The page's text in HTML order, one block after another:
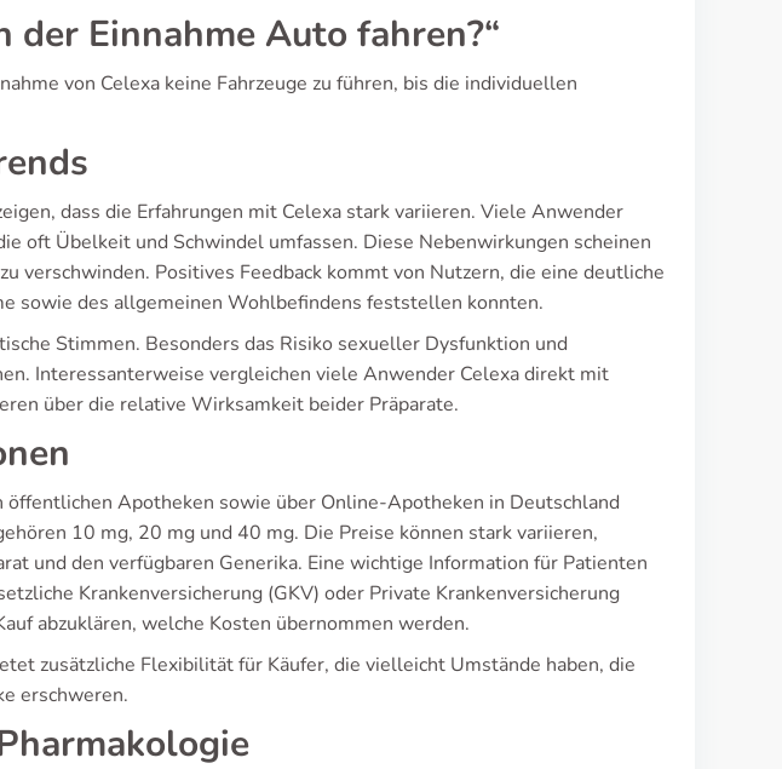
Einnahme Auto fahren?“
von Celexa keine Fahrzeuge zu führen, bis die individuellen
dass die Erfahrungen mit Celexa stark variieren. Viele Anwender
oft Übelkeit und Schwindel umfassen. Diese Nebenwirkungen scheinen
verschwinden. Positives Feedback kommt von Nutzern, die eine deutliche
sowie des allgemeinen Wohlbefindens feststellen konnten.
Interessanterweise vergleichen viele Anwender Celexa direkt mit
über die relative Wirksamkeit beider Präparate.
öffentlichen Apotheken sowie über Online-Apotheken in Deutschland
10 mg, 20 mg und 40 mg. Die Preise können stark variieren,
und den verfügbaren Generika. Eine wichtige Information für Patienten
Krankenversicherung (GKV) oder Private Krankenversicherung
abzuklären, welche Kosten übernommen werden.
zusätzliche Flexibilität für Käufer, die vielleicht Umstände haben, die
erschweren.